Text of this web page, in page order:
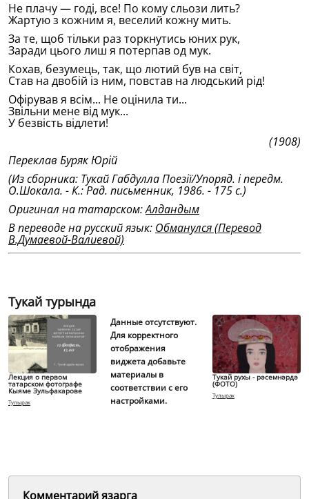
Не плачу — годi, все! По кому сльози лить?
Жартую з кожним я, веселий кожну мить.
За те, щоб тiльки раз торкнутись юних рук,
Заради цього лиш я потерпав од мук.
Кохав, безумець, так, що лютий був на свiт,
Став на двобiй iз ним, повстав на людський рiд!
Офiрував я всiм... Не оцiнила ти...
Звiльни мене вiд мук...
У безвiсть вiдлети!
(1908)
Переклав Буряк Юрiй
(Из сборника: Тукай Габдулла Поезiï/Упоряд. i передм.
О.Шокала. - К.: Рад. письменник, 1986. - 175 с.)
Оригинал на татарском:Алдандым
В переводе на русский язык: Обманулся (Перевод
В.Думаевой-Валиевой)
Тукай турында
Лекция о первом
татарском фотографе
Кыяме Зульфакарове
Тулырак
Данные отсутствуют.
Для корректного
отображения
виджета добавьте
материалы в
соответствии с его
настройками.
Тукай рухы - рәсемнәрдә
(ФОТО)
Тулырак
Комментарий язарга